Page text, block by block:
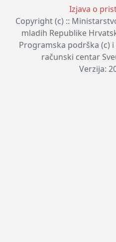
Izjava o
Copyright (c) ::
mladih Republike
Programska podrška (c)
računski centar
Verzija: